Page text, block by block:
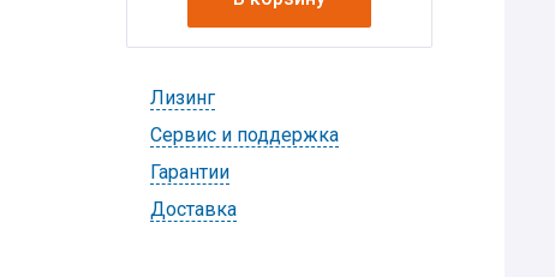
Лизинг
Cервис и поддержка
Гарантии
Доставка